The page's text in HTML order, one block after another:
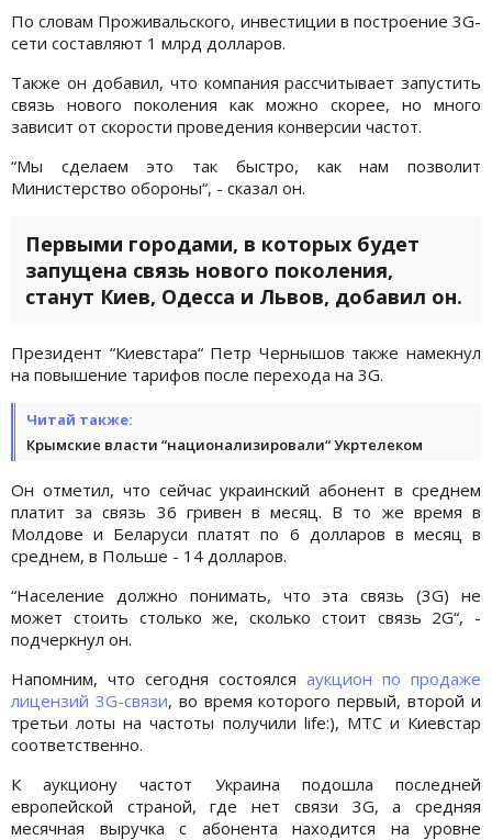
По словам Проживальского, инвестиции в построение 3G-
сети составляют 1 млрд долларов.
Также он добавил, что компания рассчитывает запустить
связь нового поколения как можно скорее, но много
зависит от скорости проведения конверсии частот.
“Мы сделаем это так быстро, как нам позволит
Министерство обороны“, - сказал он.
Первыми городами, в которых будет
запущена связь нового поколения,
станут Киев, Одесса и Львов, добавил он.
Президент “Киевстара“ Петр Чернышов также намекнул
на повышение тарифов после перехода на 3G.
Читай также:
Крымские власти “национализировали“ Укртелеком
Он отметил, что сейчас украинский абонент в среднем
платит за связь 36 гривен в месяц. В то же время в
Молдове и Беларуси платят по 6 долларов в месяц в
среднем, в Польше - 14 долларов.
“Население должно понимать, что эта связь (3G) не
может стоить столько же, сколько стоит связь 2G“, -
подчеркнул он.
Напомним, что сегодня состоялся аукцион по продаже
лицензий 3G-связи, во время которого первый, второй и
третьи лоты на частоты получили life:), МТС и Киевстар
соответственно.
К аукциону частот Украина подошла последней
европейской страной, где нет связи 3G, а средняя
месячная выручка с абонента находится на уровне